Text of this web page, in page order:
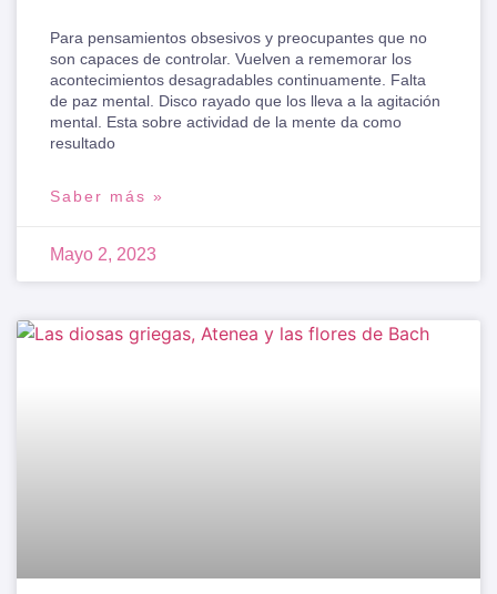
Para pensamientos obsesivos y preocupantes que no
son capaces de controlar. Vuelven a rememorar los
acontecimientos desagradables continuamente. Falta
de paz mental. Disco rayado que los lleva a la agitación
mental. Esta sobre actividad de la mente da como
resultado
Saber más »
Mayo 2, 2023